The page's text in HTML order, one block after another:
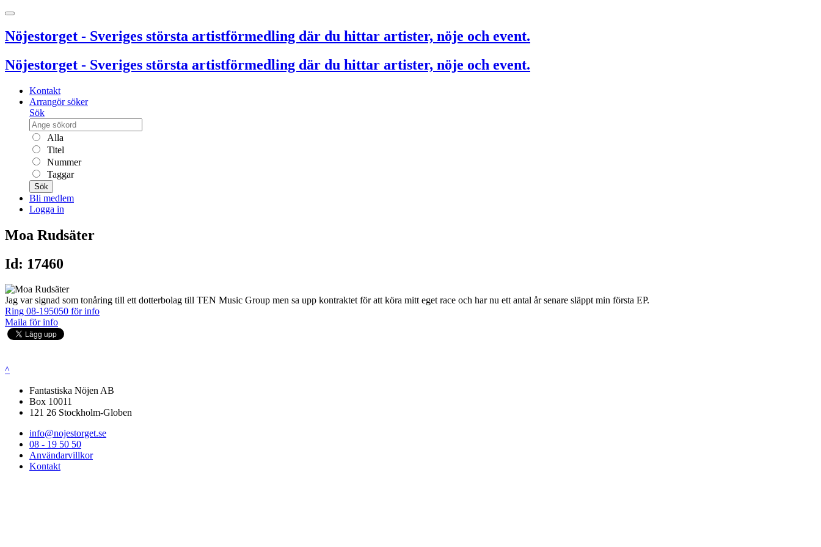
Nöjestorget - Sveriges största artistförmedling där du hittar artister, nöje och event.
Nöjestorget - Sveriges största artistförmedling där du hittar artister, nöje och event.
Kontakt
Arrangör söker
Sök
Alla
Titel
Nummer
Taggar
Sök
Bli medlem
Logga in
Moa Rudsäter
Id: 17460
Jag var signad som tonåring till ett dotterbolag till TEN Music Group men sa upp kontraktet för att köra mitt eget race och har nu ett antal år senare släppt min första EP.
Ring 08-195050 för info
Maila för info
^
Fantastiska Nöjen AB
Box 10011
121 26 Stockholm-Globen
info@nojestorget.se
08 - 19 50 50
Användarvillkor
Kontakt